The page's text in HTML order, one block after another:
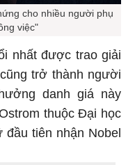
cho nhiều người phụ
việc"
nhất được trao giải
trở thành người
danh giá này
thuộc Đại học
tiên nhận Nobel